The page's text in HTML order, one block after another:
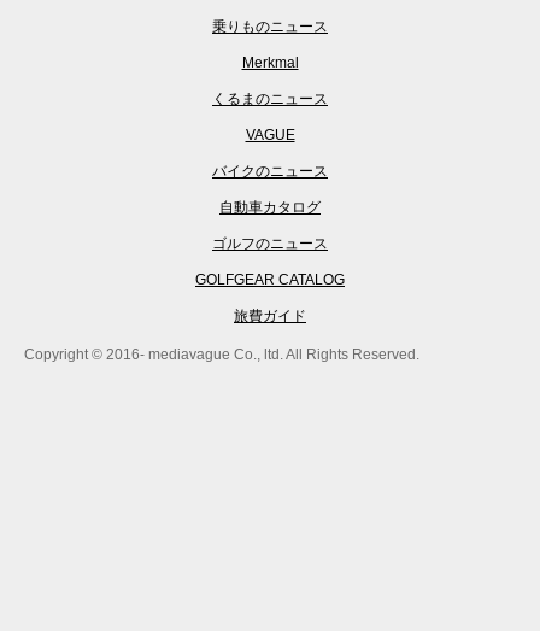
乗りものニュース
Merkmal
くるまのニュース
VAGUE
バイクのニュース
自動車カタログ
ゴルフのニュース
GOLFGEAR CATALOG
旅費ガイド
Copyright © 2016- mediavague Co., ltd. All Rights Reserved.